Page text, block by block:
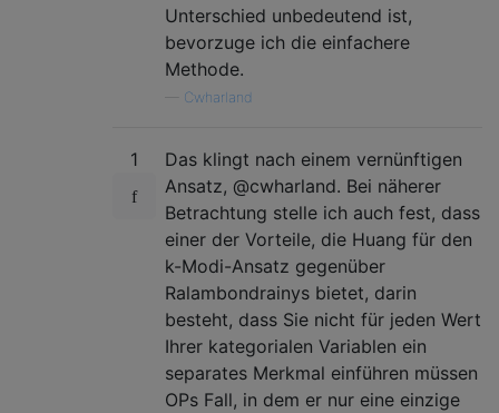
Unterschied unbedeutend ist,
bevorzuge ich die einfachere
Methode.
Cwharland
1
Das klingt nach einem vernünftigen
Ansatz, @cwharland. Bei näherer
Betrachtung stelle ich auch fest, dass
einer der Vorteile, die Huang für den
k-Modi-Ansatz gegenüber
Ralambondrainys bietet, darin
besteht, dass Sie nicht für jeden Wert
Ihrer kategorialen Variablen ein
separates Merkmal einführen müssen
OPs Fall, in dem er nur eine einzige